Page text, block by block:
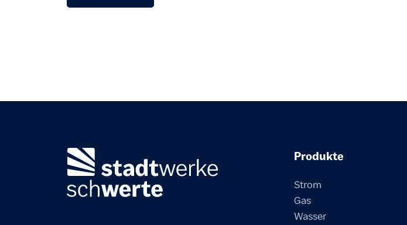
Produkte
Strom
Gas
Wasser